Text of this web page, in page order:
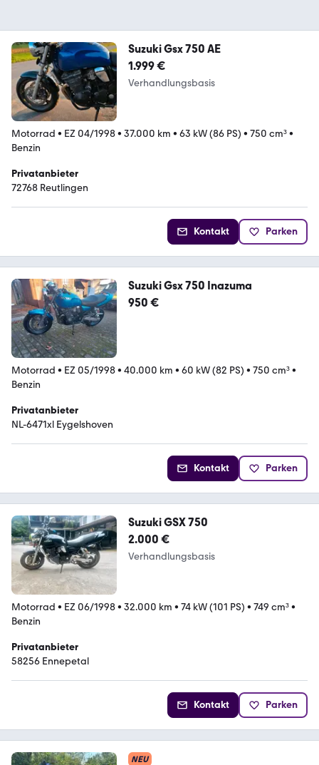
Suzuki Gsx 750 AE
1.999 €
Verhandlungsbasis
Motorrad • EZ 04/1998• 37.000 km • 63 kW (86 PS) • 750 cm³•
Benzin
Privatanbieter
72768 Reutlingen
Kontakt Parken
Suzuki Gsx 750 Inazuma
950 €
Motorrad • EZ 05/1998• 40.000 km • 60 kW (82 PS) • 750 cm³•
Benzin
Privatanbieter
NL-6471xl Eygelshoven
Kontakt Parken
Suzuki GSX 750
2.000 €
Verhandlungsbasis
Motorrad • EZ 06/1998• 32.000 km • 74 kW (101 PS) • 749 cm³•
Benzin
Privatanbieter
58256 Ennepetal
Kontakt Parken
NEU